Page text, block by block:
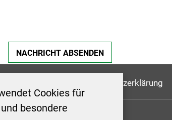
Cookies für
besondere
Datenschutzerklärung